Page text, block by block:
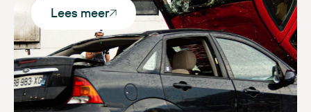
Lees meer